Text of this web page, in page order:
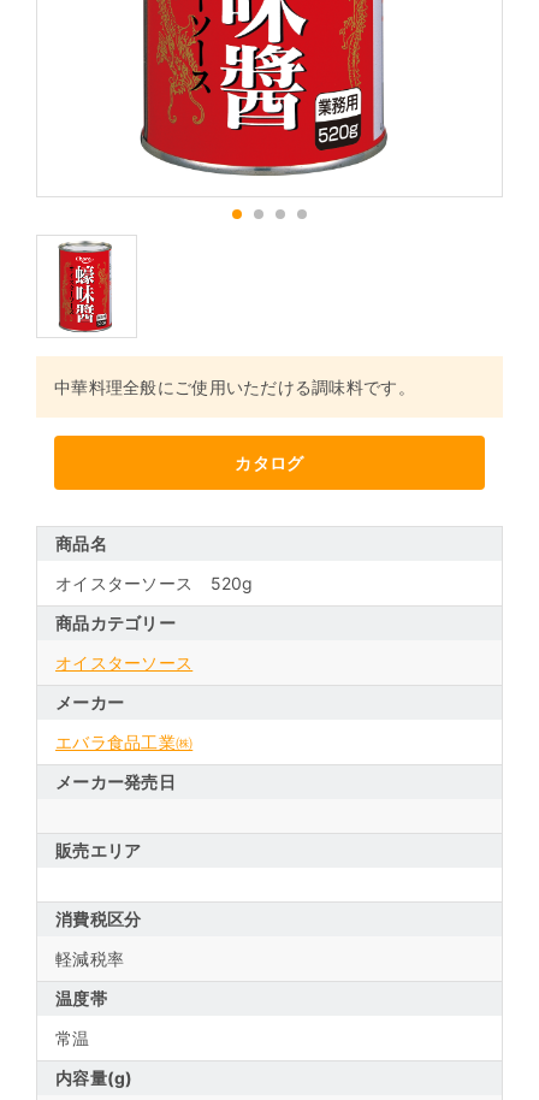
中華料理全般にご使用いただける調味料です。
カタログ
商品名
オイスターソース 520g
商品カテゴリー
オイスターソース
メーカー
エバラ食品工業㈱
メーカー発売日
販売エリア
消費税区分
軽減税率
温度帯
常温
内容量(g)